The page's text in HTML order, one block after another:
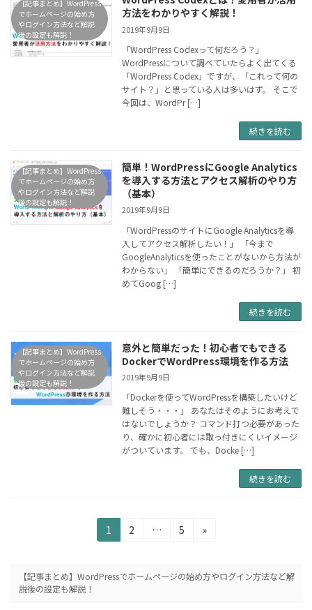
【記事まとめ】WordPress
でホームページの始め方
やログイン方法など解説
後の設定も解説！
方法をわかりやすく解説！
2019年9月9日
「WordPress Codexって何だろう？」
WordPressについて調べていたらよく出てくる
「WordPress Codex」ですが、「これって何の
サイト？」と思っている人は多いはず。 そこで
今回は、WordPr […]
続きを読む
【記事まとめ】WordPress
でホームページの始め方
やログイン方法など解説
後の設定も解説！
簡単！WordPressにGoogle Analytics
を導入する方法とアクセス解析のやり方
（基本）
2019年9月9日
「WordPressのサイトにGoogle Analyticsを導
入してアクセス解析したい！」 「今まで
GoogleAnalyticsを使ったことがないから方法が
わからない」 「簡単にできるのだろうか？」 初
めてGoog […]
続きを読む
【記事まとめ】WordPress
でホームページの始め方
やログイン方法など解説
後の設定も解説！
意外と簡単だった！初心者でもできる
DockerでWordPress環境を作る方法
2019年9月9日
「Dockerを使ってWordPressを構築したいけど
難しそう・・・」 あなたはそのようにお考えで
はないでしょうか？ コマンド打つ必要があった
り、確かに初心者には取っ付きにくいイメージ
がついています。 でも、Docke […]
続きを読む
ナ
ビ
固
定
1
固
ー
2 …
固
ー
ジ
5 »
【記事まとめ】WordPressでホームページの始め方やログイン方法など解
説後の設定も解説！